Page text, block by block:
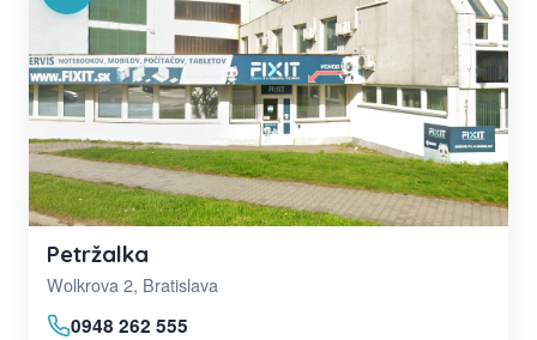
Petržalka
Wolkrova 2, Bratislava
0948 262 555